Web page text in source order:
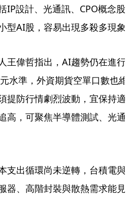
IP設計、光通訊、CPO概念股
型AI股，容易出現多殺多現象
王偉哲指出，AI趨勢仍在進行
水準，外資期貨空單口數也維
提防行情劇烈波動，宜保持適
高，可聚焦半導體測試、光通
支出循環尚未逆轉，台積電與
器、高階封裝與散熱需求能見